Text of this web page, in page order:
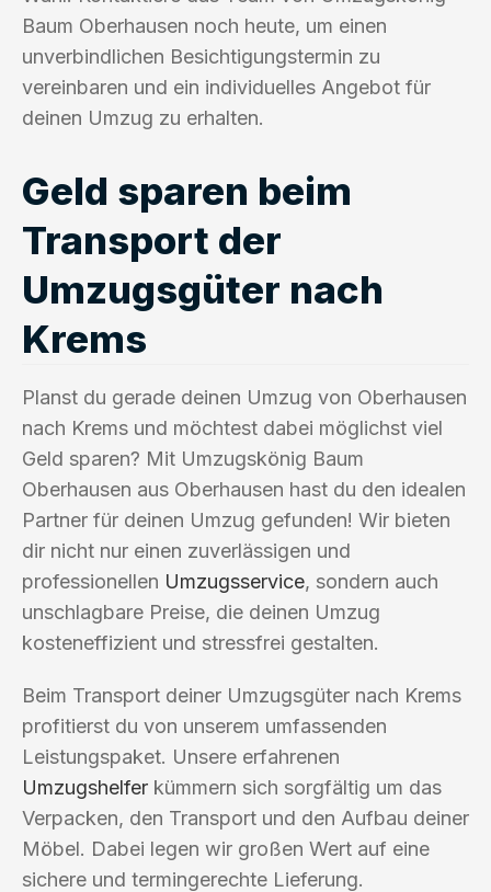
Baum Oberhausen noch heute, um einen
unverbindlichen Besichtigungstermin zu
vereinbaren und ein individuelles Angebot für
deinen Umzug zu erhalten.
Geld sparen beim
Transport der
Umzugsgüter nach
Krems
Planst du gerade deinen Umzug von Oberhausen
nach Krems und möchtest dabei möglichst viel
Geld sparen? Mit Umzugskönig Baum
Oberhausen aus Oberhausen hast du den idealen
Partner für deinen Umzug gefunden! Wir bieten
dir nicht nur einen zuverlässigen und
professionellen Umzugsservice, sondern auch
unschlagbare Preise, die deinen Umzug
kosteneffizient und stressfrei gestalten.
Beim Transport deiner Umzugsgüter nach Krems
profitierst du von unserem umfassenden
Leistungspaket. Unsere erfahrenen
Umzugshelfer kümmern sich sorgfältig um das
Verpacken, den Transport und den Aufbau deiner
Möbel. Dabei legen wir großen Wert auf eine
sichere und termingerechte Lieferung.